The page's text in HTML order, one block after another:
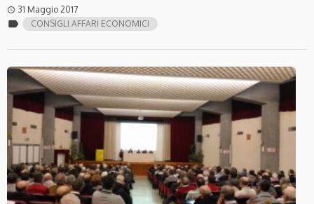
access_time 31 Maggio 2017
label CONSIGLI AFFARI ECONOMICI